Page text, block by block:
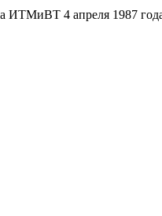
ИТМиВТ 4 апреля 1987